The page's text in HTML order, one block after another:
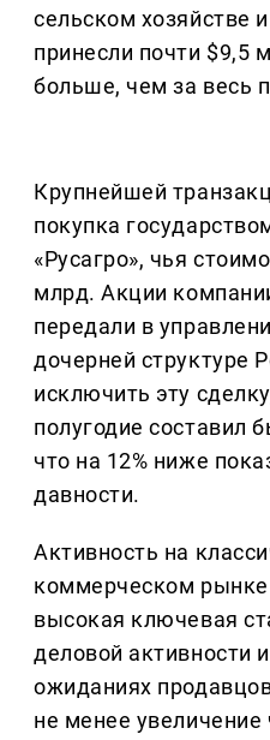
сельском хозяйстве
принесли почти $9,5
больше, чем за весь
Крупнейшей
покупка
«Русагро», чья
млрд. Акции
передали в
дочерней структуре
исключить эту
полугодие составил
что на 12% ниже
давности.
Активность на
коммерческом
высокая ключевая
деловой активности
ожиданиях
не менее увеличение